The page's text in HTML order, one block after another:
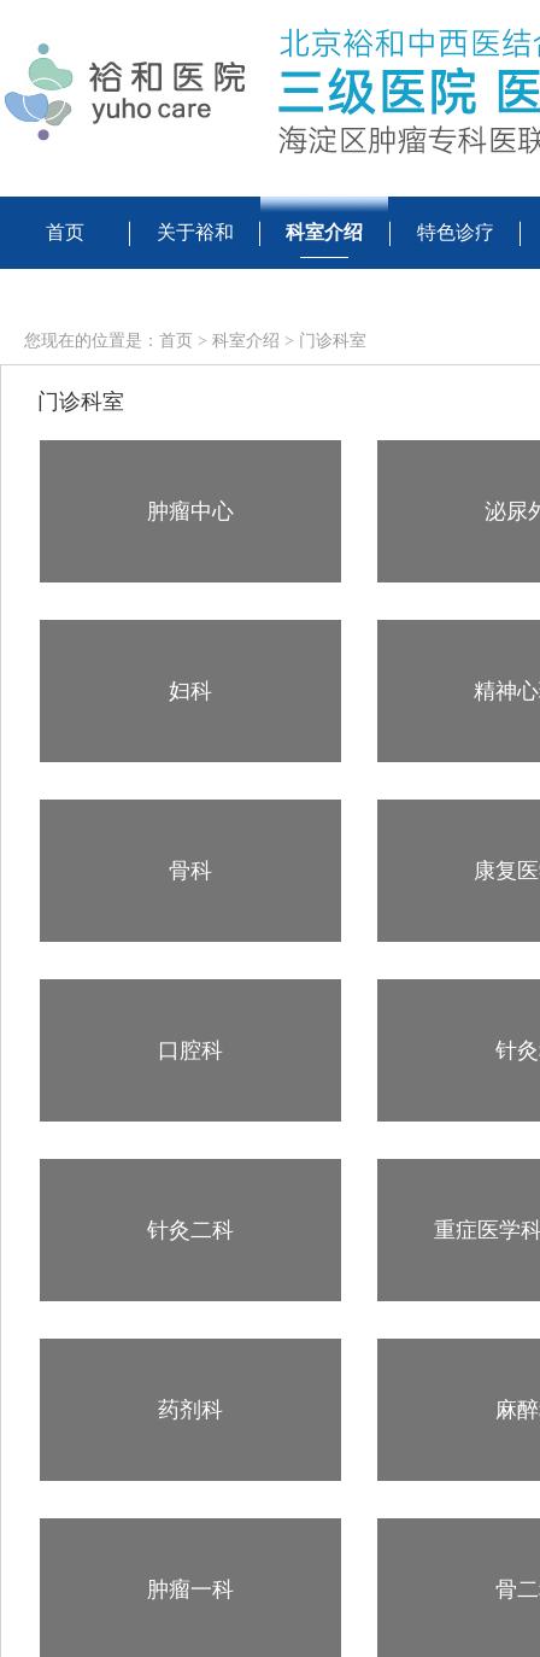
首页 关于裕和 科室介绍 特色诊疗
您现在的位置是： 首页 > 科室介绍 > 门诊科室
门诊科室
肿瘤中心 泌尿
妇科 精神
骨科 康复
口腔科 针
针灸二科 重症医学
药剂科 麻
肿瘤一科 骨